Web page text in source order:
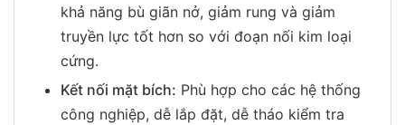
khả năng bù giãn nở, giảm rung và giảm
truyền lực tốt hơn so với đoạn nối kim loại
cứng.
Kết nối mặt bích: Phù hợp cho các hệ thống
công nghiệp, dễ lắp đặt, dễ tháo kiểm tra